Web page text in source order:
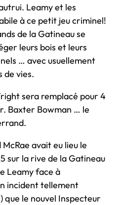
Leamy et les
à ce petit jeu criminel!
de la Gatineau se
leurs bois et leurs
… avec usuellement
de vies.
sera remplacé pour 4
Baxter Bowman … le
avait eu lieu le
sur la rive de la Gatineau
Leamy face à
incident tellement
que le nouvel Inspecteur